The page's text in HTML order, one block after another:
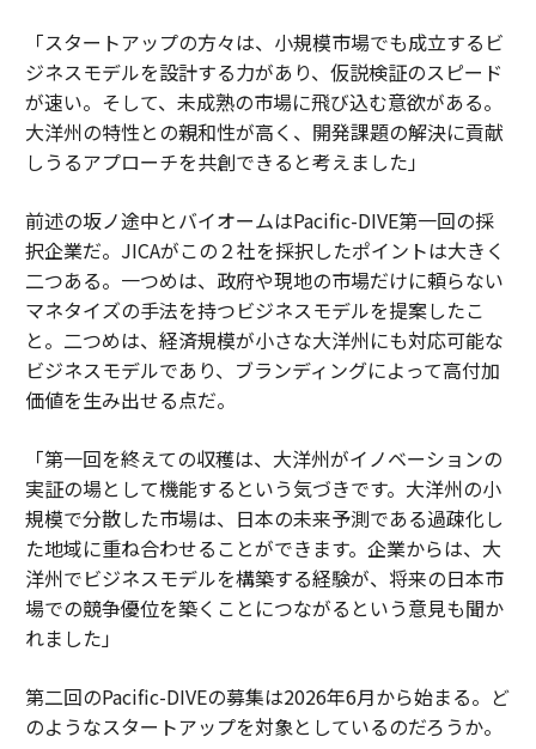
「スタートアップの方々は、小規模市場でも成立するビ
ジネスモデルを設計する力があり、仮説検証のスピード
が速い。そして、未成熟の市場に飛び込む意欲がある。
大洋州の特性との親和性が高く、開発課題の解決に貢献
しうるアプローチを共創できると考えました」
前述の坂ノ途中とバイオームはPacific-DIVE第一回の採
択企業だ。JICAがこの２社を採択したポイントは大きく
二つある。一つめは、政府や現地の市場だけに頼らない
マネタイズの手法を持つビジネスモデルを提案したこ
と。二つめは、経済規模が小さな大洋州にも対応可能な
ビジネスモデルであり、ブランディングによって高付加
価値を生み出せる点だ。
「第一回を終えての収穫は、大洋州がイノベーションの
実証の場として機能するという気づきです。大洋州の小
規模で分散した市場は、日本の未来予測である過疎化し
た地域に重ね合わせることができます。企業からは、大
洋州でビジネスモデルを構築する経験が、将来の日本市
場での競争優位を築くことにつながるという意見も聞か
れました」
第二回のPacific-DIVEの募集は2026年6月から始まる。ど
のようなスタートアップを対象としているのだろうか。